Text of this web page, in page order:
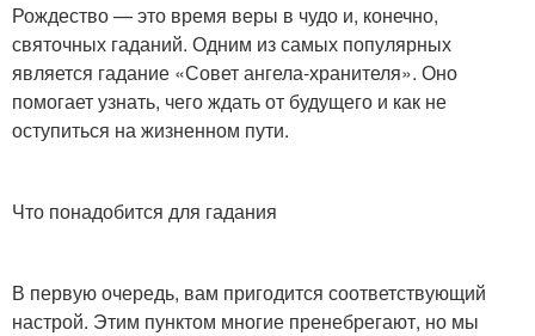
Рождество — это время веры в чудо и, конечно,
святочных гаданий. Одним из самых популярных
является гадание «Совет ангела-хранителя». Оно
помогает узнать, чего ждать от будущего и как не
оступиться на жизненном пути.
Что понадобится для гадания
В первую очередь, вам пригодится соответствующий
настрой. Этим пунктом многие пренебрегают, но мы